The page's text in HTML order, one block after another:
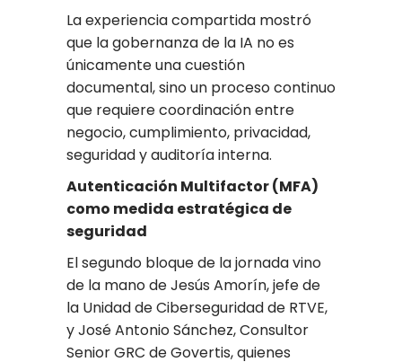
La experiencia compartida mostró
que la gobernanza de la IA no es
únicamente una cuestión
documental, sino un proceso continuo
que requiere coordinación entre
negocio, cumplimiento, privacidad,
seguridad y auditoría interna.
Autenticación Multifactor (MFA)
como medida estratégica de
seguridad
El segundo bloque de la jornada vino
de la mano de Jesús Amorín, jefe de
la Unidad de Ciberseguridad de RTVE,
y José Antonio Sánchez, Consultor
Senior GRC de Govertis, quienes